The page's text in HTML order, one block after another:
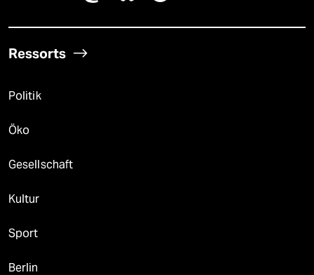
Ressorts
Politik
Öko
Gesellschaft
Kultur
Sport
Berlin